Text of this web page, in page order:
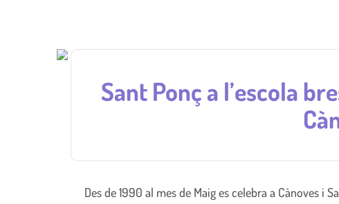
Sant Ponç a l’escola
Des de 1990 al mes de Maig es celebra a Cànoves i